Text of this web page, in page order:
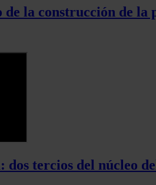
la construcción de
tercios del núcleo